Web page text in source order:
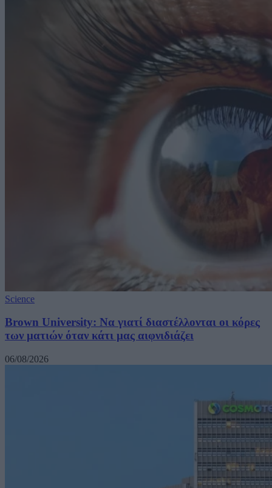
Science
Brown University: Να γιατί διαστέλλονται οι κόρες
των ματιών όταν κάτι μας αιφνιδιάζει
06/08/2026